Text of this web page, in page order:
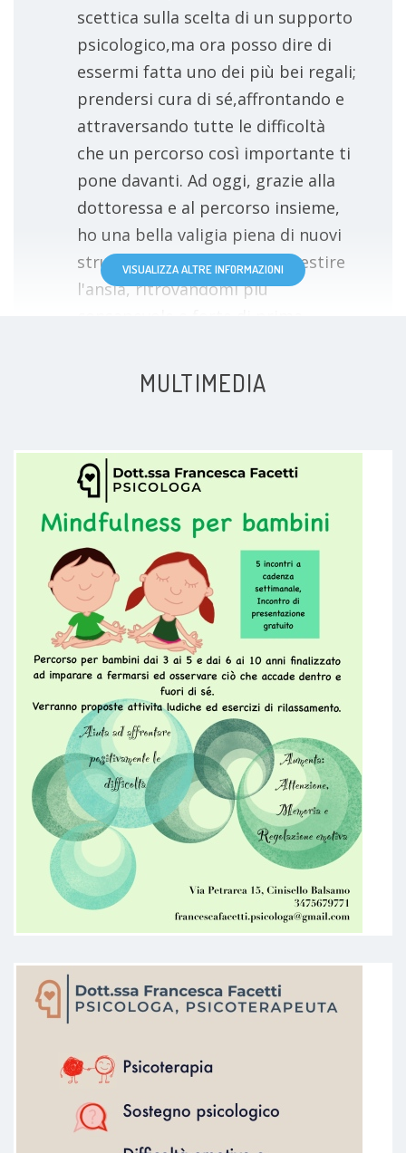
scettica sulla scelta di un supporto
psicologico,ma ora posso dire di
essermi fatta uno dei più bei regali;
prendersi cura di sé,affrontando e
attraversando tutte le difficoltà
che un percorso così importante ti
pone davanti. Ad oggi, grazie alla
dottoressa e al percorso insieme,
ho una bella valigia piena di nuovi
strumenti per accogliere e gestire
l'ansia, ritrovandomi più
Tutto ok per un primo colloquio ,la
valutazione completa sarà
continuando il percorso
Paziente
La Dottoressa Francesca Sa essere
Empatica e allo stesso tempo
professionale e concreta!
Paziente
accogliente, disponibile e attenta
prima visita mi ha fatto un'ottima
VISUALIZZA ALTRE INFORMAZIONI
MULTIMEDIA